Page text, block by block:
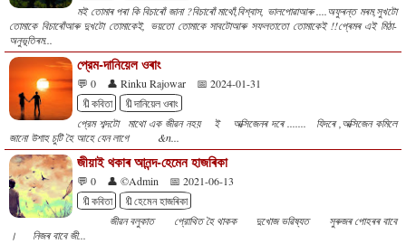
মই তোমাৰ পৰা কি বিচাৰোঁ জানা ?বিচাৰোঁ মাথোঁ,বিশ্বাস, ভালপোৱাআৰু ....অফুৰন্ত মৰম,সুখটো
তোমাকে বিচাৰোঁআৰু দুখটো তোমাকেই, ভয়তো তোমাকে সাবটোআৰু সফলতাতো তোমাকেই !!প্ৰেমৰ এই মিঠা-
অনুভূতিৰম...
প্রেম-দানিয়েল ওৰাং
💬 0 👤 Rinku Rajowar
📅 2024-01-31
🔖কবিতা
🔖দানিয়েল ওৰাং
প্রেম শব্দটো মাথো এক জীৱন নহয় ই অক্সিজেনৰ দৰে ....... যিদৰে ,অক্সিজেন কমিলে
জানো উশাহ চুটি হৈ আহে যেন লাগে &n...
জীয়াই থকাৰ আনন্দ-হেমেন হাজৰিকা
💬 0 👤 ©Admin
📅 2021-06-13
🔖কবিতা
🔖হেমেন হাজৰিকা
জীৱন বলুকাত প্রোথিত হৈ থাকক দুখোজ ভৱিষ্যত সুৰুজৰ পোহৰৰ বাবে
। নিজৰ বাবে জী...